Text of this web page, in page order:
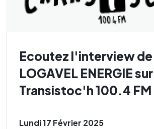
Ecoutez l'interview de
LOGAVEL ENERGIE sur
Transistoc'h 100.4 FM
Lundi 17 Février 2025